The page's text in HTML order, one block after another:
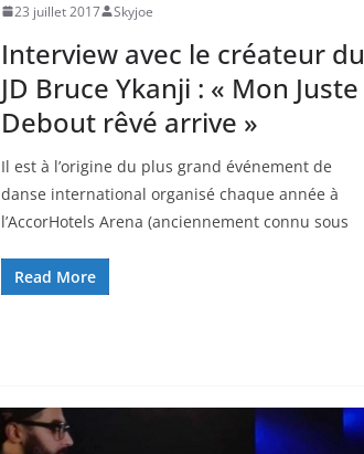
23 juillet 2017 Skyjoe
Interview avec le créateur du
JD Bruce Ykanji : « Mon Juste
Debout rêvé arrive »
Il est à l’origine du plus grand événement de
danse international organisé chaque année à
l’AccorHotels Arena (anciennement connu sous
Read More